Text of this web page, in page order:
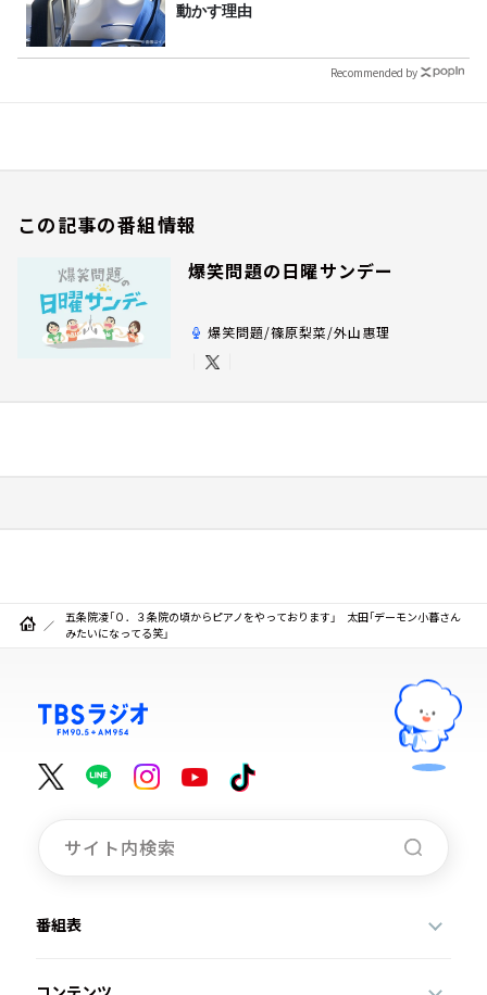
動かす理由
Recommended by
この記事の番組情報
爆笑問題の日曜サンデー
爆笑問題/篠原梨菜/外山惠理
五条院凌「０．３条院の頃からピアノをやっております」 太田「デーモン小暮さん
みたいになってる笑」
番組表